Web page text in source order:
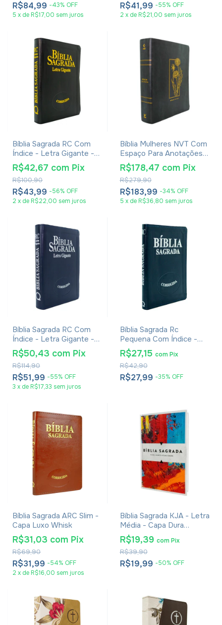
R$84,99 -43% OFF
5 x de R$17,00 sem juros
R$41,99 -55% OFF
2 x de R$21,00 sem juros
Bíblia Sagrada RC Com
Índice - Letra Gigante -
Capa Luxo Preta
R$43,99 -56% OFF
R$100,90
R$42,67 com Pix
2 x de R$22,00 sem juros
Bíblia Mulheres NVT Com
Espaço Para Anotações -
Viviane Martinello - Capa
Luxo Floral Grafite
R$183,99 -34% OFF
R$279,90
R$178,47 com Pix
5 x de R$36,80 sem juros
Bíblia Sagrada RC Com
Índice - Letra Gigante -
Capa Luxo Azul
R$51,99 -55% OFF
R$114,90
R$50,43 com Pix
3 x de R$17,33 sem juros
Bíblia Sagrada Rc
Pequena Com Índice -
Capa Luxo Azul
R$27,99 -35% OFF
R$42,90
R$27,15 com Pix
Bíblia Sagrada ARC Slim -
Capa Luxo Whisk
R$31,99 -54% OFF
R$69,90
R$31,03 com Pix
2 x de R$16,00 sem juros
Bíblia Sagrada KJA - Letra
Média - Capa Dura
Artística
R$19,99 -50% OFF
R$39,90
R$19,39 com Pix